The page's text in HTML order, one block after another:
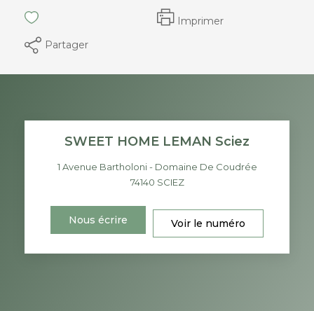
Imprimer
Partager
SWEET HOME LEMAN Sciez
1 Avenue Bartholoni - Domaine De Coudrée
74140 SCIEZ
Nous écrire Voir le numéro